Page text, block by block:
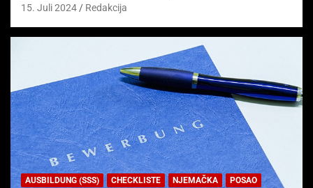
15. Juli 2024 Redakcija
AUSBILDUNG (SSS) CHECKLISTE NJEMAČKA
POSAO